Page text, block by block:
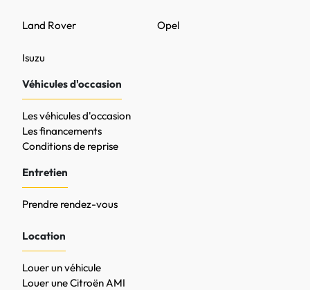
Opel
Land Rover
Isuzu
Véhicules d'occasion
Les véhicules d'occasion
Les financements
Conditions de reprise
Entretien
Prendre rendez-vous
Location
Louer un véhicule
Louer une Citroën AMI